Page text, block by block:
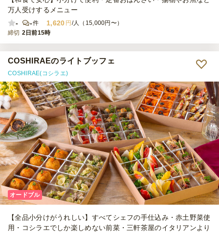
万人受けするメニュー
-
-件 1,620 円 /人（15,000円〜）
締切 2日前15時
COSHIRAEのライトブッフェ
COSHIRAE(コシラエ)
オードブル
【全品小分けがうれしい】すべてシェフの手仕込み・赤土野菜使
用・コシラエでしか楽しめない前菜・三軒茶屋のイタリアンより